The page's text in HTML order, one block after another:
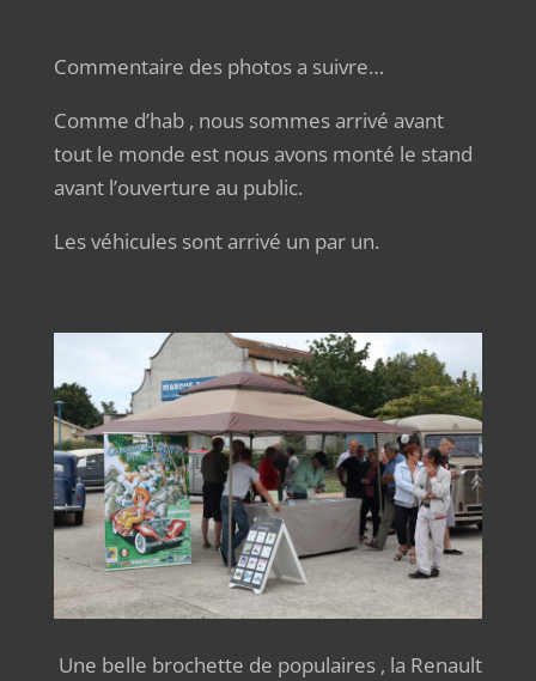
Commentaire des photos a suivre…
Comme d’hab , nous sommes arrivé avant
tout le monde est nous avons monté le stand
avant l’ouverture au public.
Les véhicules sont arrivé un par un.
Une belle brochette de populaires , la Renault